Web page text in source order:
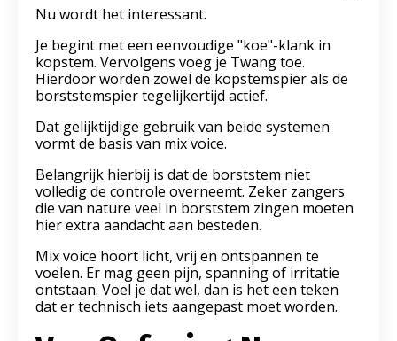
Nu wordt het interessant.
Je begint met een eenvoudige "koe"-klank in
kopstem. Vervolgens voeg je Twang toe.
Hierdoor worden zowel de kopstemspier als de
borststemspier tegelijkertijd actief.
Dat gelijktijdige gebruik van beide systemen
vormt de basis van mix voice.
Belangrijk hierbij is dat de borststem niet
volledig de controle overneemt. Zeker zangers
die van nature veel in borststem zingen moeten
hier extra aandacht aan besteden.
Mix voice hoort licht, vrij en ontspannen te
voelen. Er mag geen pijn, spanning of irritatie
ontstaan. Voel je dat wel, dan is het een teken
dat er technisch iets aangepast moet worden.